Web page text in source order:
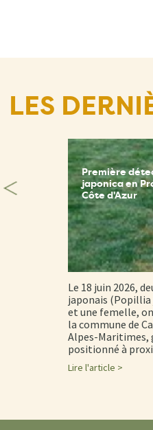
LES
Première
japonica en
Côte d'Azur
Le 18 juin 2026,
japonais (Popillia
et une femelle,
la commune de
Alpes-Maritimes,
positionné à
Lire l'article >